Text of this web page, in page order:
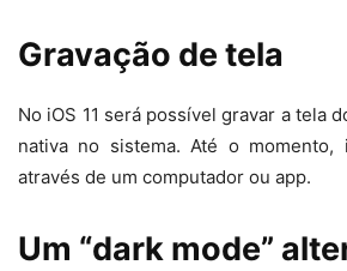
Gravação de tela
No iOS 11 será possível gravar a tela
nativa no sistema. Até o
através de um computador ou app.
Um “dark mode”